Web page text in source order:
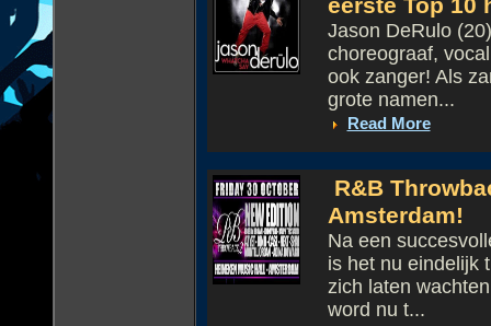
eerste Top 10
Jason DeRulo
choreograaf,
ook zanger! Als
grote namen...
Read More
R&B
Amsterdam!
Na een
is het nu eindelijk
zich laten
word nu t...